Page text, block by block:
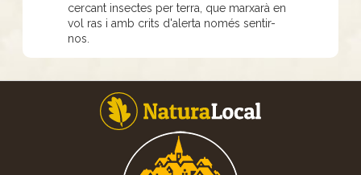
cercant insectes per terra, que marxarà en
vol ras i amb crits d'alerta només sentir-
nos.